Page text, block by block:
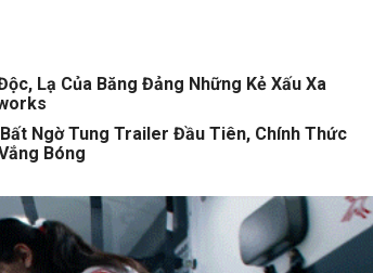
Lạ Của Băng Đảng Những Kẻ Xấu Xa
Ngờ Tung Trailer Đầu Tiên, Chính Thức
Bóng